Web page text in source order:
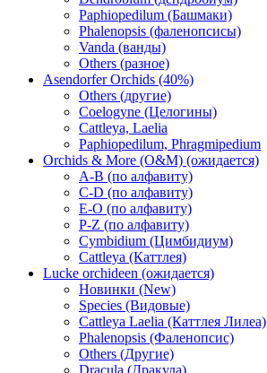
Paphiopedilum (Башмаки)
Phalenopsis (фаленопсисы)
Vanda (ванды)
Others (разное)
Asendorfer Orchids (40%)
Others (другие)
Coelogyne (Целогины)
Cattleya, Laelia
Paphiopedilum, Phragmipedium
Orchids & More (O&M) (ожидается)
A-B (по алфавиту)
C-D (по алфавиту)
E-O (по алфавиту)
P-Z (по алфавиту)
Cymbidium (Цимбидиум)
Cattleya (Каттлея)
Lucke orchideen (ожидается)
Новинки (New)
Species (Видовые)
Cattleya Laelia (Каттлея Лилеа)
Phalenopsis (Фаленопсис)
Others (Другие)
Dracula (Дракула)